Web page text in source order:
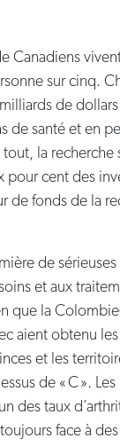
Canadiens
sur cinq.
de
de santé et en
la recherche
pour cent des
de fonds de la
de sérieuses
et aux
que la
aient obtenu
et les
de « C ».
des taux
face à